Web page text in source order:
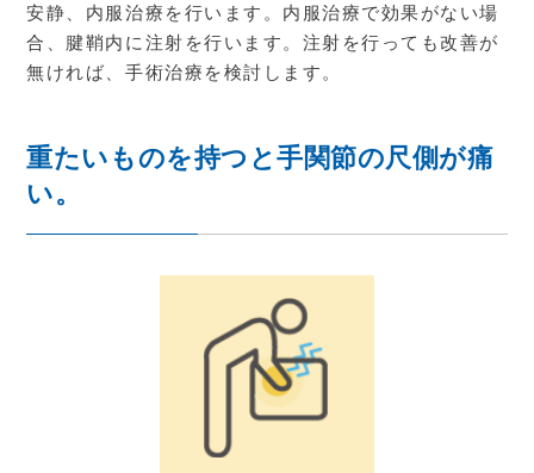
安静、内服治療を行います。内服治療で効果がない場
合、腱鞘内に注射を行います。注射を行っても改善が
無ければ、手術治療を検討します。
重たいものを持つと手関節の尺側が痛
い。